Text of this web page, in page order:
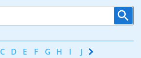
C D E F G H I J K